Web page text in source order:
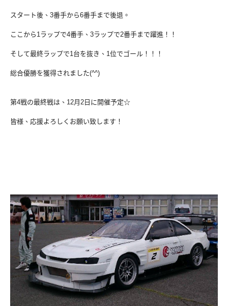
スタート後、3番手から6番手まで後退。
ここから1ラップで4番手、3ラップで2番手まで躍進！！
そして最終ラップで1台を抜き、1位でゴール！！！
総合優勝を獲得されました(^^)
第4戦の最終戦は、12月2日に開催予定☆
皆様、応援よろしくお願い致します！